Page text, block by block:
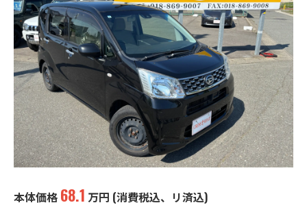
本体価格 68.1 万円 (消費税込、リ済込)